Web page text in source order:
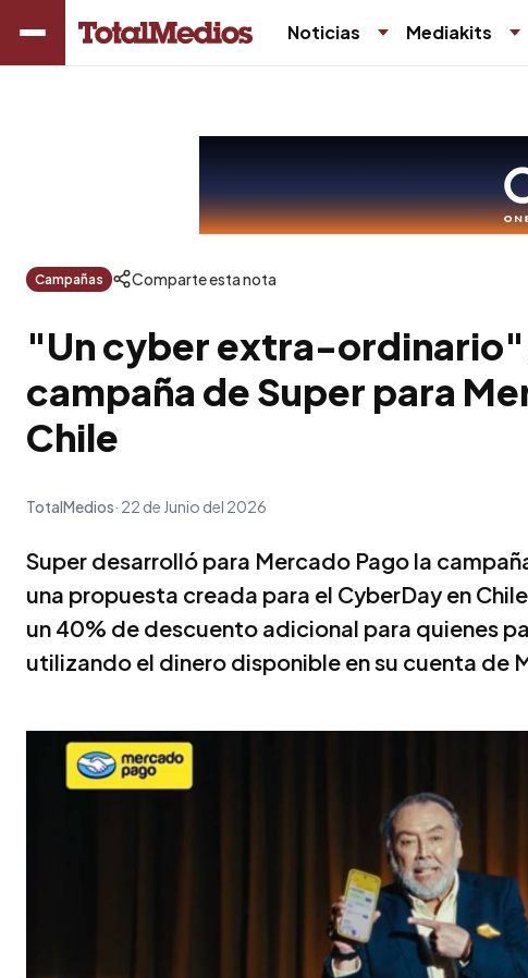
Noticias Mediakits
Campañas Comparte esta nota
"Un cyber extra-
campaña de Super para
Chile
TotalMedios 22 de Junio del 2026
Super desarrolló para Mercado Pago la
una propuesta creada para el CyberDay en
un 40% de descuento adicional para quienes
utilizando el dinero disponible en su cuenta de